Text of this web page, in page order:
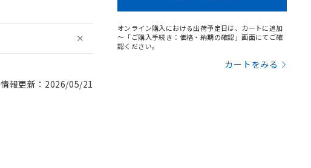
情報更新：2026/05/21
オンライン購入における出荷予定日は、カートに追加
～「ご購入手続き：価格・納期の確認」画面にてご確
認ください。
カートをみる